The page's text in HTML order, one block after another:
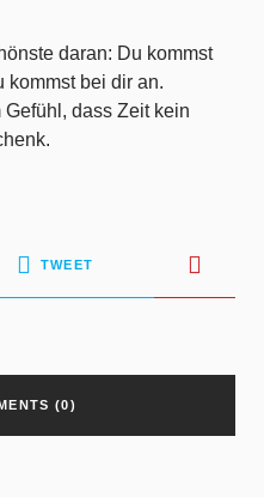
daran: Du kommst
kommst bei dir an.
Gefühl, dass Zeit kein
TWEET
(0)